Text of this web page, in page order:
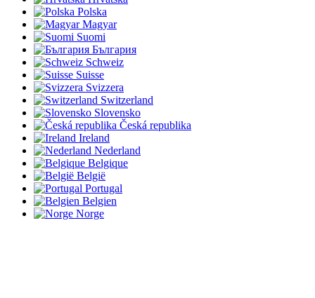
Polska
Magyar
Suomi
България
Schweiz
Suisse
Svizzera
Switzerland
Slovensko
Česká republika
Ireland
Nederland
Belgique
België
Portugal
Belgien
Norge